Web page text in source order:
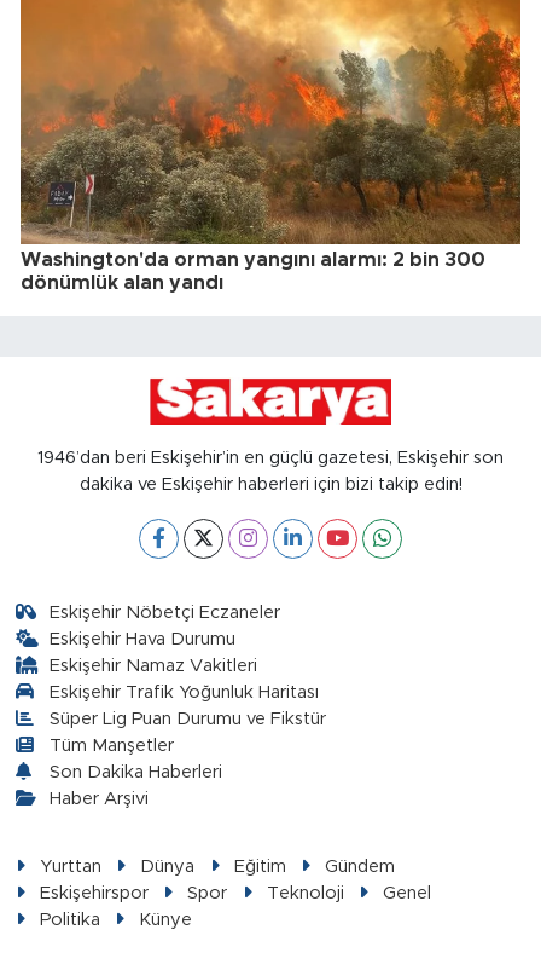
Washington'da orman yangını alarmı: 2 bin 300
dönümlük alan yandı
1946’dan beri Eskişehir’in en güçlü gazetesi, Eskişehir son
dakika ve Eskişehir haberleri için bizi takip edin!
Eskişehir Nöbetçi Eczaneler
Eskişehir Hava Durumu
Eskişehir Namaz Vakitleri
Eskişehir Trafik Yoğunluk Haritası
Süper Lig Puan Durumu ve Fikstür
Tüm Manşetler
Son Dakika Haberleri
Haber Arşivi
Yurttan Dünya Eğitim
Gündem
Eskişehirspor
Spor Teknoloji
Genel
Politika
Künye